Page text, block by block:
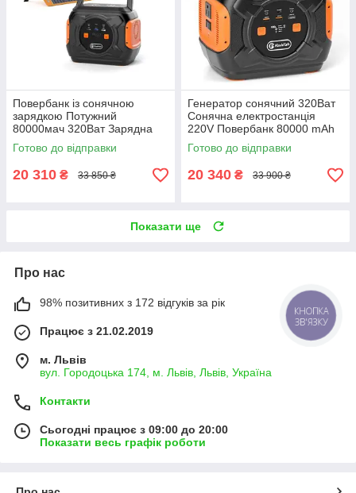
Повербанк із сонячною
зарядкою Потужний
80000мач 320Ват Зарядна
станція із сонячною панеллю
Готово до відправки
20 310 ₴ 33 850 ₴
Генератор сонячний 320Ват
Сонячна електростанція
220V Повербанк 80000 mAh
Готово до відправки
20 340 ₴ 33 900 ₴
Показати ще
Про нас
98% позитивних з 172 відгуків за рік
Працює з 21.02.2019
м. Львів
вул. Городоцька 174, м. Львів, Львів, Україна
Контакти
Сьогодні працює з 09:00 до 20:00
Показати весь графік роботи
КНОПКА
ЗВ'ЯЗКУ